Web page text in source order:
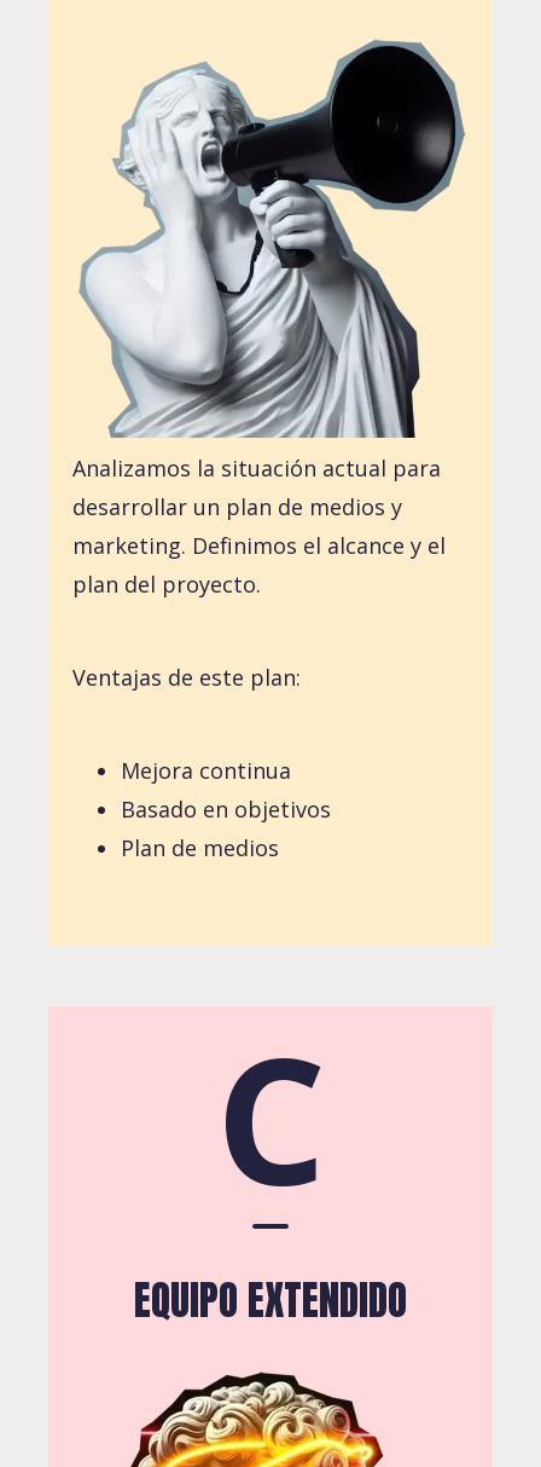
Analizamos la situación actual para
desarrollar un plan de medios y
marketing. Definimos el alcance y el
plan del proyecto.
Ventajas de este plan:
Mejora continua
Basado en objetivos
Plan de medios
C
EQUIPO EXTENDIDO